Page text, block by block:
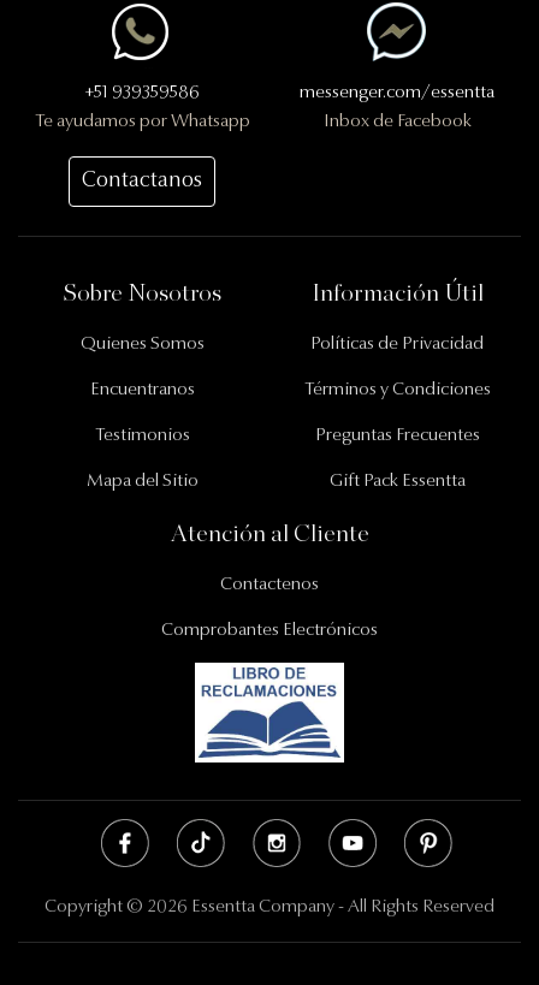
+51 939359586
Te ayudamos por Whatsapp
messenger.com/essentta
Inbox de Facebook
Contactanos
Información Importante
Sobre Nosotros
Quienes Somos
Encuentranos
Testimonios
Mapa del Sitio
Información Útil
Políticas de Privacidad
Términos y Condiciones
Preguntas Frecuentes
Gift Pack Essentta
Atención al Cliente
Contactenos
Comprobantes Electrónicos
Copyright © 2026 Essentta Company - All Rights Reserved